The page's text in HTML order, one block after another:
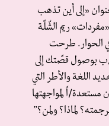
«إلى أين تذهب
ريم الشّلّة
الحوار. طرحت
ب بوصول قصّتك إلى
اللغة والأطر التي
اً لمواجهتها
لماذا؟ ولمن؟”